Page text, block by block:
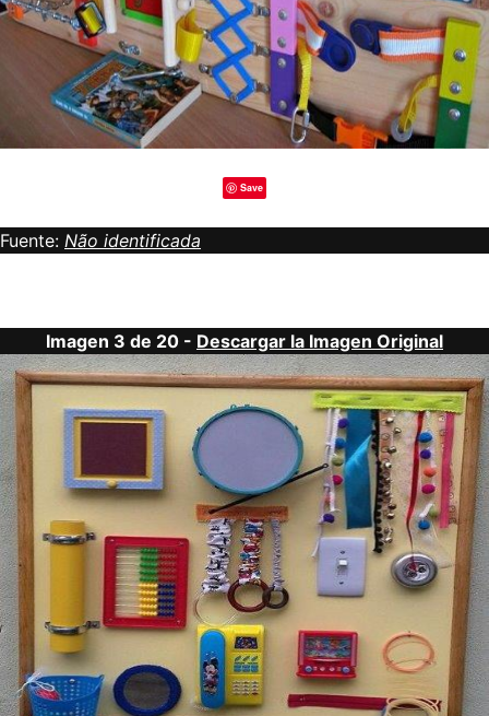
Save
Fuente: Não identificada
Imagen 3 de 20 - Descargar la Imagen Original